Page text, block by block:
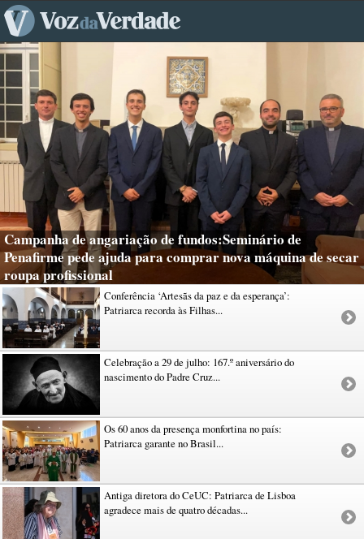
Campanha de angariação de fundos:Seminário de
Penafirme pede ajuda para comprar nova máquina de secar
roupa profissional
Conferência ‘Artesãs da paz e da esperança’:
Patriarca recorda às Filhas...
Celebração a 29 de julho: 167.º aniversário do
nascimento do Padre Cruz...
Os 60 anos da presença monfortina no país:
Patriarca garante no Brasil...
Antiga diretora do CeUC: Patriarca de Lisboa
agradece mais de quatro décadas...